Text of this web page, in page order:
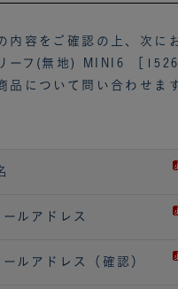
内容をご確認の上、次に
ーフ(無地) MINI6 ［1526
品について問い合わせま
ールアドレス
ールアドレス（確認）